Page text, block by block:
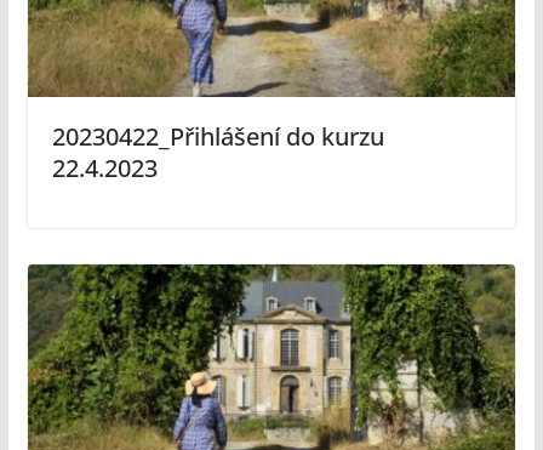
20230422_Přihlášení do kurzu
22.4.2023